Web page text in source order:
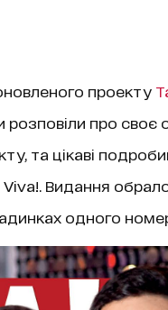
проекту
розповіли про
та цікаві
Видання обрало
одного